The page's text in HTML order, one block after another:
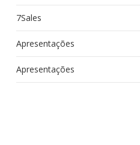
7Sales
Apresentações
Apresentações